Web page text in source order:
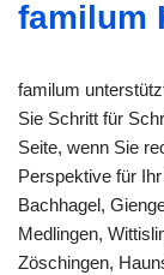
familum
familum
Sie Schritt für
Seite, wenn Sie
Perspektive für
Bachhagel,
Medlingen,
Zöschingen,